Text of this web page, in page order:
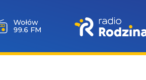
Wołów
99.6 FM